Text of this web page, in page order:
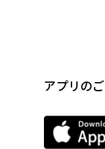
アプリの